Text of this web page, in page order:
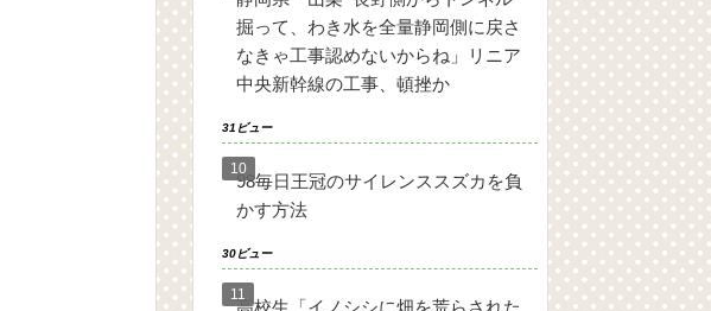
掘って、わき水を全量静岡側に戻さ
なきゃ工事認めないからね」リニア
中央新幹線の工事、頓挫か
31ビュー
98毎日王冠のサイレンススズカを負
かす方法
30ビュー
高校生「イノシシに畑を荒らされた